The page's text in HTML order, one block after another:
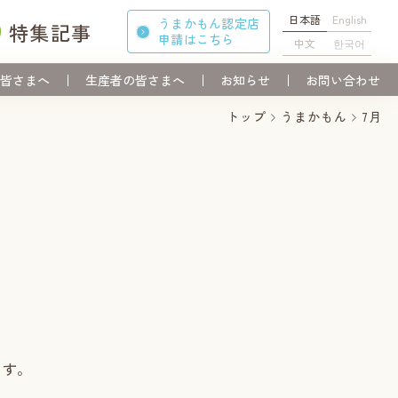
特集記事
うまかもん認定店
申請はこちら
日本語
English
中文
한국어
さまへ 生産者の皆さまへ お知らせ お問い合わせ
トップ うまかもん 7月
。